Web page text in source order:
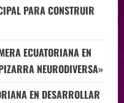
PARA CONSTRUIR
ECUATORIANA EN
NEURODIVERSA»
EN DESARROLLAR